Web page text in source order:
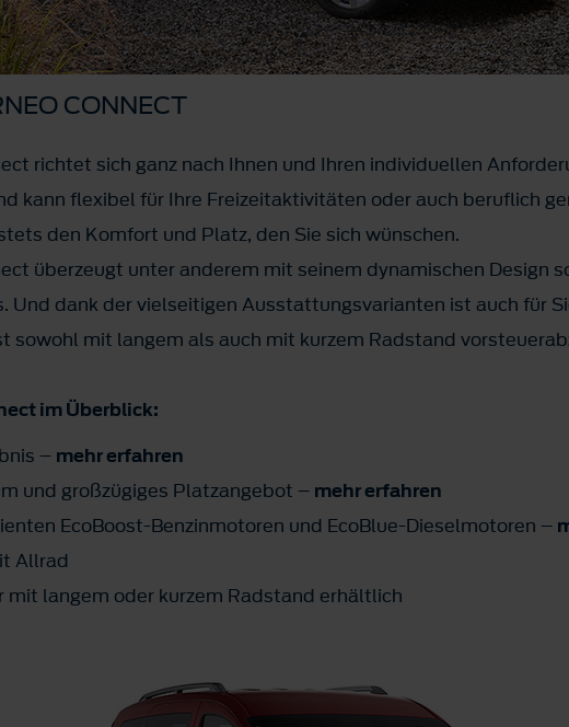
CONNECT
richtet sich ganz nach Ihnen und Ihren individuellen
kann flexibel für Ihre Freizeitaktivitäten oder auch beruflich
den Komfort und Platz, den Sie sich wünschen.
überzeugt unter anderem mit seinem dynamischen Design
Und dank der vielseitigen Ausstattungsvarianten ist auch für
sowohl mit langem als auch mit kurzem Radstand
im Überblick:
– mehr erfahren
und großzügiges Platzangebot – mehr erfahren
EcoBoost-Benzinmotoren und EcoBlue-Dieselmotoren –
Allrad
mit langem oder kurzem Radstand erhältlich